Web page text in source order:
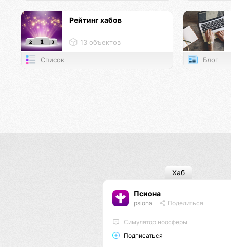
Рейтинг хабов
13 объектов
Список Блог
Псиона
psiona Поделиться
Cимулятор ноосферы
Подписаться
Хаб